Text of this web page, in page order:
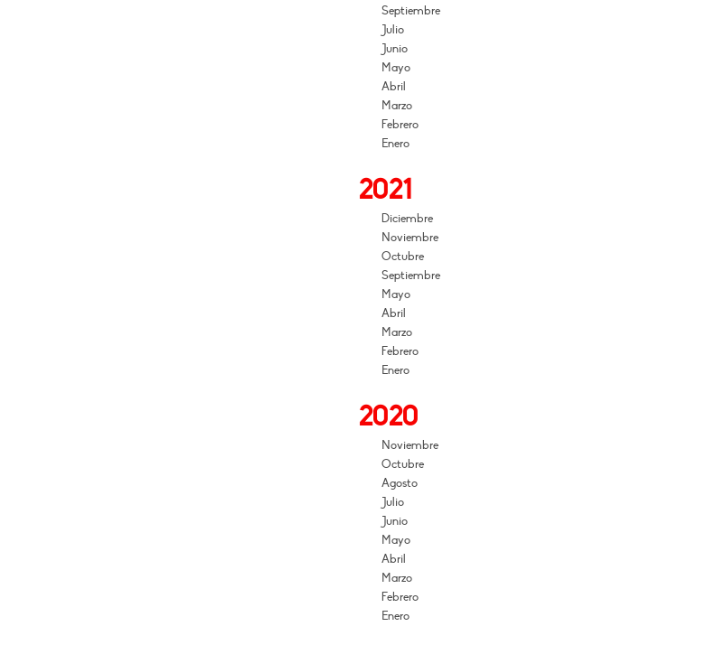
Septiembre
Julio
Junio
Mayo
Abril
Marzo
Febrero
Enero
2021
Diciembre
Noviembre
Octubre
Septiembre
Mayo
Abril
Marzo
Febrero
Enero
2020
Noviembre
Octubre
Agosto
Julio
Junio
Mayo
Abril
Marzo
Febrero
Enero